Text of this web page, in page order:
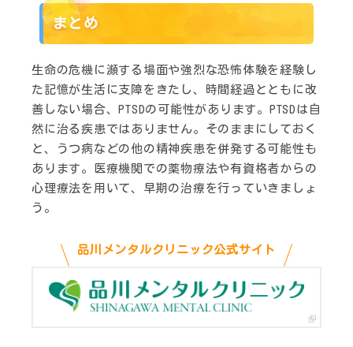
まとめ
生命の危機に瀕する場面や強烈な恐怖体験を経験し
た記憶が生活に支障をきたし、時間経過とともに改
善しない場合、PTSDの可能性があります。PTSDは自
然に治る疾患ではありません。そのままにしておく
と、うつ病などの他の精神疾患を併発する可能性も
あります。医療機関での薬物療法や有資格者からの
心理療法を用いて、早期の治療を行っていきましょ
う。
品川メンタルクリニック公式サイト